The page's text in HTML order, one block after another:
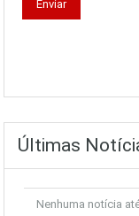
Últimas
Nenhuma notícia